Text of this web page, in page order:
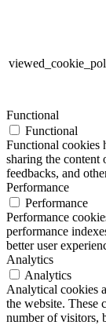
Functional
Functional
Functional cookies
sharing the content
feedbacks, and
Performance
Performance
Performance
performance
better user
Analytics
Analytics
Analytical cookies
the website. These
number of visitors,